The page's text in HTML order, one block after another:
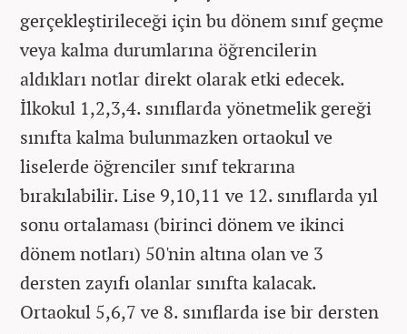
gerçekleştirileceği için bu dönem sınıf geçme
veya kalma durumlarına öğrencilerin
aldıkları notlar direkt olarak etki edecek.
İlkokul 1,2,3,4. sınıflarda yönetmelik gereği
sınıfta kalma bulunmazken ortaokul ve
liselerde öğrenciler sınıf tekrarına
bırakılabilir. Lise 9,10,11 ve 12. sınıflarda yıl
sonu ortalaması (birinci dönem ve ikinci
dönem notları) 50'nin altına olan ve 3
dersten zayıfı olanlar sınıfta kalacak.
Ortaokul 5,6,7 ve 8. sınıflarda ise bir dersten